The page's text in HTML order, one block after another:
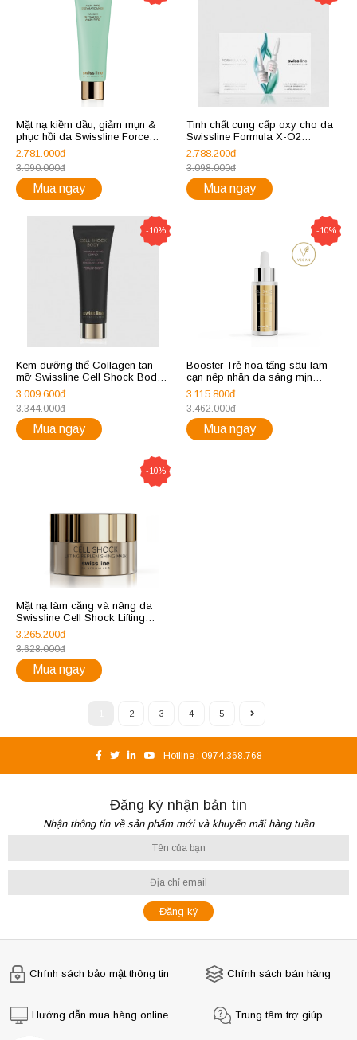
Mặt nạ kiềm dầu, giảm mụn &
phục hồi da Swissline Force
Vitale Aqua Pure Enzymatic
Mask
2.781.000đ
3.090.000đ
Mua ngay
Tinh chất cung cấp oxy cho da
Swissline Formula X-O2
Oxygen-Shock Activator 3ml x
4ống
2.788.200đ
3.098.000đ
Mua ngay
-10%
Kem dưỡng thể Collagen tan
mỡ Swissline Cell Shock Body
Shaping and Lifting Complex
150ml
3.009.600đ
3.344.000đ
Mua ngay
-10%
Booster Trẻ hóa tấng sâu làm
cạn nếp nhăn da sáng mịn
Swissline Cell Shock AI Youth
Booster Retinol 0.4%
3.115.800đ
3.462.000đ
Mua ngay
-10%
Mặt nạ làm căng và nâng da
Swissline Cell Shock Lifting
Replenishing Mask – REF.1149
3.265.200đ
3.628.000đ
Mua ngay
2 3 4 5
Hotline : 0974.368.768
Đăng ký nhận bản tin
Nhận thông tin về sản phẩm mới và khuyến mãi hàng tuần
Chính sách bảo mật thông tin Chính sách bán hàng
Hướng dẫn mua hàng online Trung tâm trợ giúp